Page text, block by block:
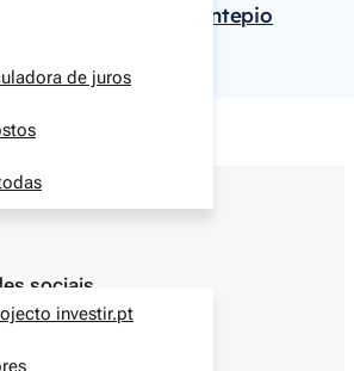
de juros
investir.pt
Cresce 1 Ano Montepio
sociais